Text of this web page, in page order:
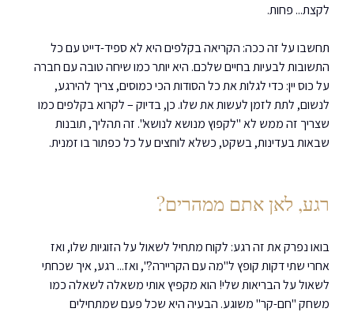
לקצת... פחות.
תחשבו על זה ככה: הקריאה בקלפים היא לא ספיד-דייט עם כל
התשובות לבעיות בחיים שלכם. היא יותר כמו שיחה טובה עם חברה
על כוס יין: כדי לגלות את כל הסודות הכי כמוסים, צריך להירגע,
לנשום, לתת לזמן לעשות את שלו. כן, בדיוק – לקרוא בקלפים כמו
שצריך זה ממש לא "לקפוץ מנושא לנושא". זה תהליך, תובנות
שבאות בעדינות, בשקט, כשלא לוחצים על כל כפתור בו זמנית.
רגע, לאן אתם ממהרים?
בואו נפרק את זה רגע: לקוח מתחיל לשאול על הזוגיות שלו, ואז
אחרי שתי דקות קופץ ל"מה עם הקריירה?", ואז... רגע, איך שכחתי
לשאול על הבריאות שלי! הוא מקפיץ אותי משאלה לשאלה כמו
משחק "חם-קר" משוגע. הבעיה היא שכל פעם שמתחילים